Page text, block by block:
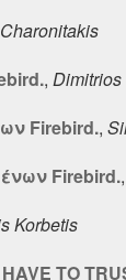
,
Firebird.,
Firebird.,
Korbetis
TO